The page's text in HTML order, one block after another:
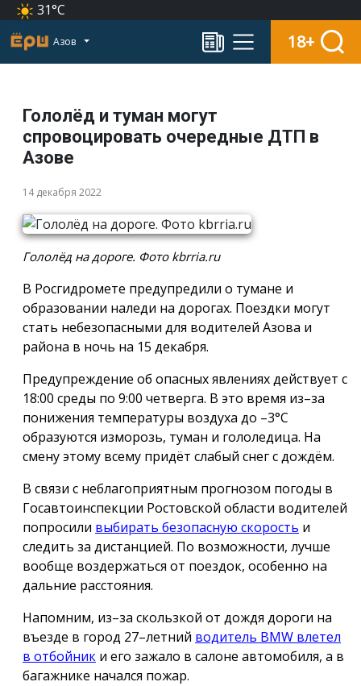
31°C
Азов 18+
Гололёд и туман могут
спровоцировать очередные ДТП в
Азове
14 декабря 2022
Гололёд на дороге. Фото kbrria.ru
В Росгидромете предупредили о тумане и
образовании наледи на дорогах. Поездки могут
стать небезопасными для водителей Азова и
района в ночь на 15 декабря.
Предупреждение об опасных явлениях действует с
18:00 среды по 9:00 четверга. В это время из–за
понижения температуры воздуха до –3°С
образуются изморозь, туман и гололедица. На
смену этому всему придёт слабый снег с дождём.
В связи с неблагоприятным прогнозом погоды в
Госавтоинспекции Ростовской области водителей
попросили выбирать безопасную скорость и
следить за дистанцией. По возможности, лучше
вообще воздержаться от поездок, особенно на
дальние расстояния.
Напомним, из–за скользкой от дождя дороги на
въезде в город 27–летний водитель BMW влетел
в отбойник и его зажало в салоне автомобиля, а в
багажнике начался пожар.